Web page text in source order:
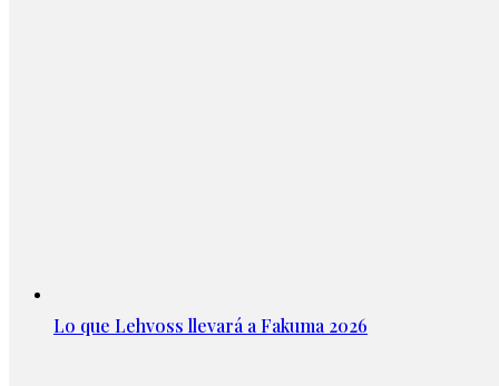
Lo que Lehvoss llevará a Fakuma 2026